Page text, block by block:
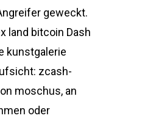
geweckt.
land bitcoin Dash
kunstgalerie
zcash-
moschus, an
oder